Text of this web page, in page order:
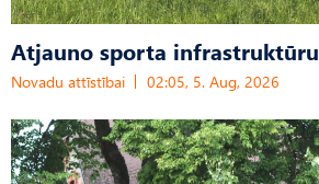
Atjauno sporta infrastruktūru
Novadu attīstībai 02:05, 5. Aug, 2026